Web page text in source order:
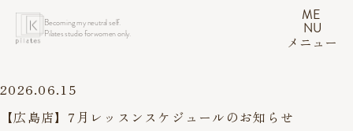
Becoming my neutral self.
Pilates studio for women only.
ME
NU
メニュー
2026.06.15
【広島店】7月レッスンスケジュールのお知らせ